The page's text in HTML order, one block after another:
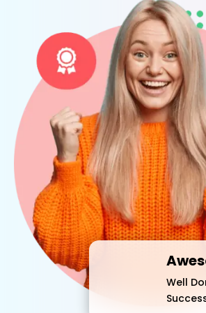
Well